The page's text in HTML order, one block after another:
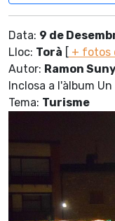
Data: 9 de
Lloc: Torà [ + fotos
Autor: Ramon
Inclosa a l'àlbum
Tema: Turisme